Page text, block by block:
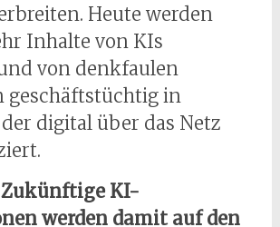
Heute werden
Inhalte von KIs
von denkfaulen
geschäftstüchtig in
digital über das Netz
Zukünftige KI-
werden damit auf den